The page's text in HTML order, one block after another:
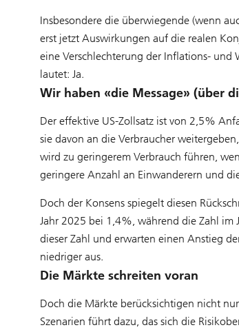
Insbesondere die überwiegende (wenn
erst jetzt Auswirkungen auf die realen
eine Verschlechterung der Inflations-
lautet: Ja.
Wir haben «die Message» (über
Der effektive US-Zollsatz ist von 2,5%
sie davon an die Verbraucher
wird zu geringerem Verbrauch führen,
geringere Anzahl an Einwanderern und
Doch der Konsens spiegelt diesen
Jahr 2025 bei 1,4%, während die Zahl im
dieser Zahl und erwarten einen Anstieg
niedriger aus.
Die Märkte schreiten voran
Doch die Märkte berücksichtigen nicht
Szenarien führt dazu, das sich die